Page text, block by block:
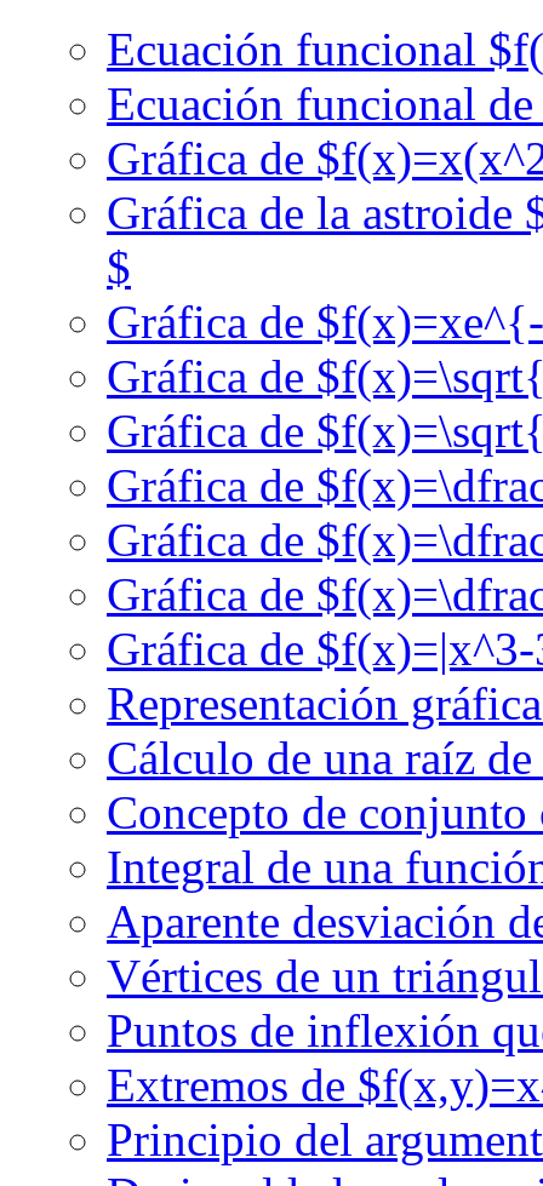
Ecuación funcional
Ecuación funcional
Gráfica de
Gráfica de la astroide
$
Gráfica de
Gráfica de
Gráfica de
Gráfica de
Gráfica de
Gráfica de
Gráfica de
Representación
Cálculo de una raíz
Concepto de conjunto
Integral de una
Aparente desviación
Vértices de un
Puntos de inflexión
Extremos de
Principio del